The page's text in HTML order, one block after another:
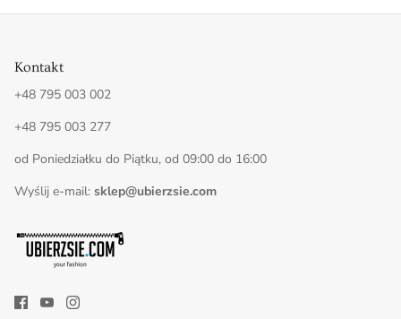
Kontakt
+48 795 003 002
+48 795 003 277
od Poniedziałku do Piątku, od 09:00 do 16:00
Wyślij e-mail: sklep@ubierzsie.com